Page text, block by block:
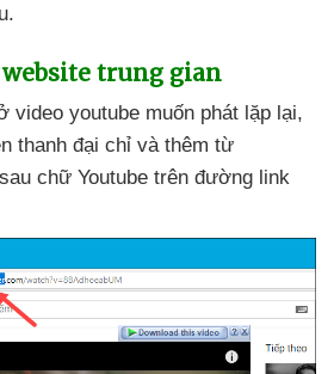
website trung gian
video youtube muốn phát lặp lại,
thanh đại chỉ và thêm từ
chữ Youtube trên đường link